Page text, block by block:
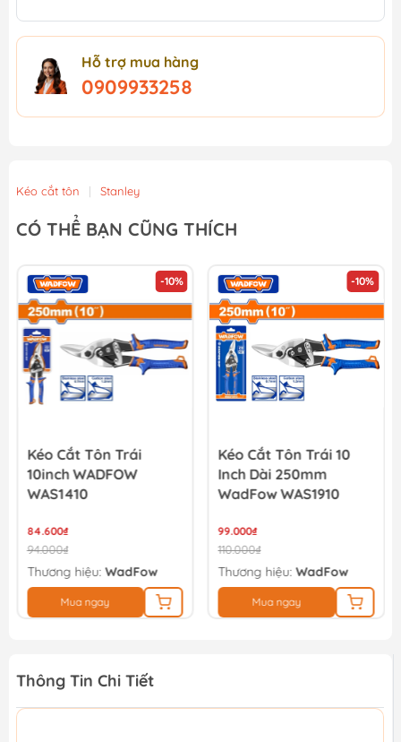
Hỗ trợ mua hàng
0909933258
Kéo cắt tôn | Stanley
CÓ THỂ BẠN CŨNG THÍCH
-10%
Kéo Cắt Tôn Trái
10inch WADFOW
WAS1410
84.600₫
94.000₫
Thương hiệu: WadFow
Mua ngay
-10%
Kéo Cắt Tôn Trái 10
Inch Dài 250mm
WadFow WAS1910
99.000₫
110.000₫
Thương hiệu:WadFow
Mua ngay
Thông Tin Chi Tiết